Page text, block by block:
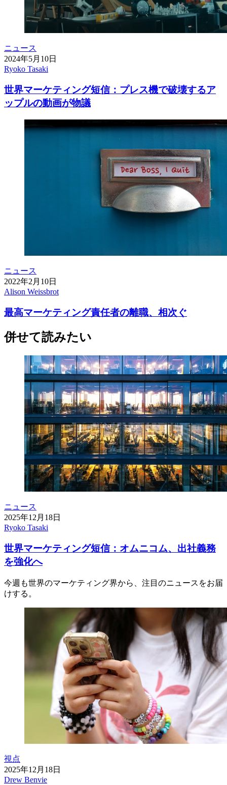
ニュース
2024年5月10日
Ryoko Tasaki
世界マーケティング短信：プレス機で破壊するア
ップルの動画が物議
ニュース
2022年2月10日
Alison Weissbrot
最高マーケティング責任者の離職、相次ぐ
併せて読みたい
ニュース
2025年12月18日
Ryoko Tasaki
世界マーケティング短信：オムニコム、出社義務
を強化へ
今週も世界のマーケティング界から、注目のニュースをお届
けする。
視点
2025年12月18日
Drew Benvie